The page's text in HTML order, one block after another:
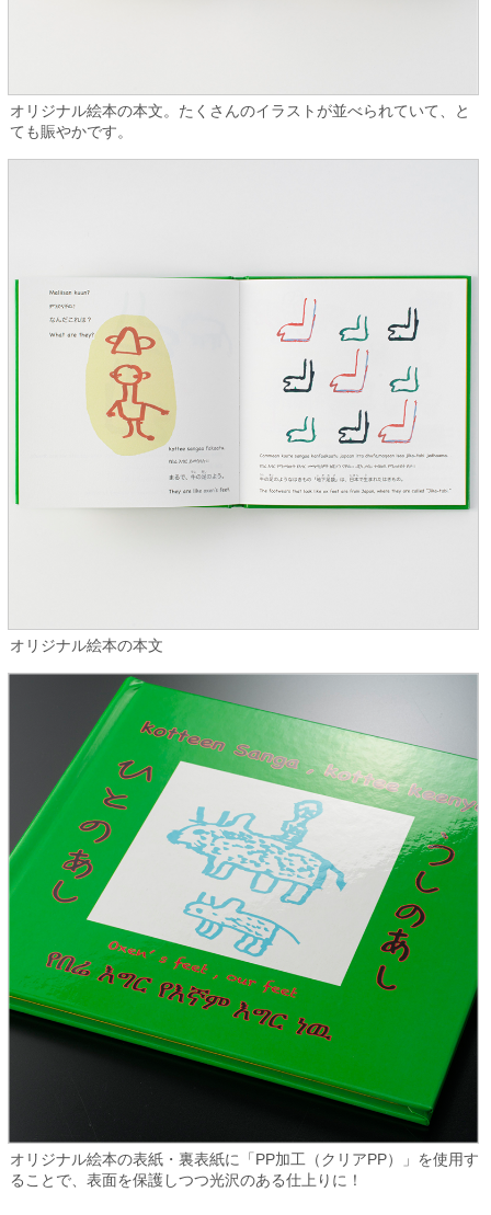
オリジナル絵本の本文。たくさんのイラストが並べられていて、と
ても賑やかです。
オリジナル絵本の本文
オリジナル絵本の表紙・裏表紙に「PP加工（クリアPP）」を使用す
ることで、表面を保護しつつ光沢のある仕上りに！